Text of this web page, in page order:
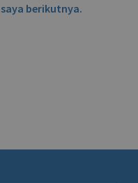
berikutnya.